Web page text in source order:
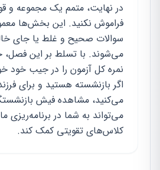
در نهایت، متمم یک مجموعه و
فراموش نکنید. این بخش‌ها
سوالات صحیح و غلط یا جای
نمره کل آزمون را در جیب خود
اگر بازنشسته هستید و برای
می‌کنید، مشاهده فیش
می‌تواند به شما در برنامه‌ریزی
کلاس‌های تقویتی کمک کند.